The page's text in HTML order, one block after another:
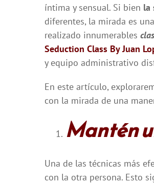
íntima y sensual. Si bien la
diferentes, la mirada es
realizado innumerables
Seduction Class By Juan
y equipo administrativo
En este artículo,
con la mirada de una
Mantén
Una de las técnicas más
con la otra persona. Esto